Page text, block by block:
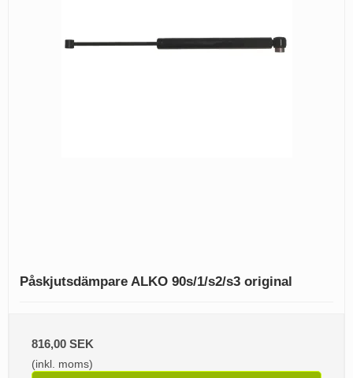
Påskjutsdämpare ALKO 90s/1/s2/s3 original
816,00 SEK
(inkl. moms)